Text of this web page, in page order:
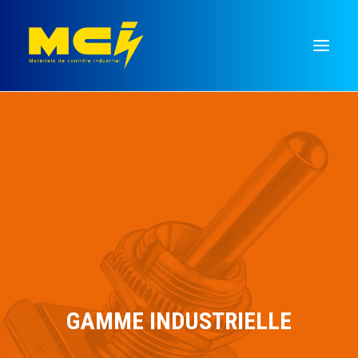
Commutation
Signalisation
Monnayeurs
Recherche
GAMME INDUSTRIELLE